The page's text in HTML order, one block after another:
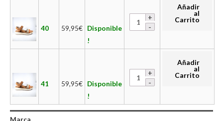
40 59,95€ Disponible
!
Añadir
al
Carrito
41 59,95€ Disponible
!
Añadir
al
Carrito